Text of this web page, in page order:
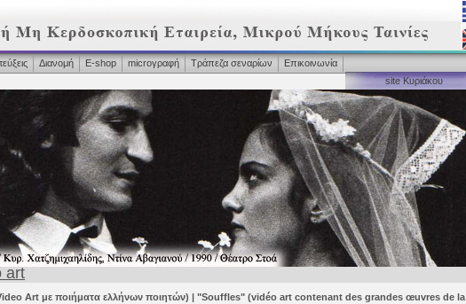
Διανομή Ε-shop microγραφή Τράπεζα σεναρίων
Επικοινωνία
site Κυριάκου
art
Αrt με ποιήματα ελλήνων ποιητών) | "Souffles" (vidéo art contenant des grandes œuvres de la